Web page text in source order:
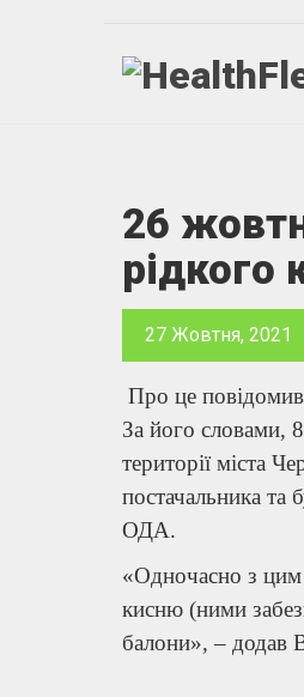
26
рідкого
27 Жовтня, 2021
Про це повідомив
За його словами,
території міста
постачальника та
ОДА.
«Одночасно з цим
кисню (ними
балони», – додав